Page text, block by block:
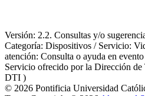
Versión: 2.2. Consultas y/o
Categoría: Dispositivos / Servicio:
atención: Consulta o ayuda en evento
Servicio ofrecido por la Dirección
DTI )
© 2026 Pontificia Universidad